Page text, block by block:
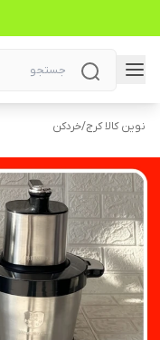
نوین کالا کرج/خردکن